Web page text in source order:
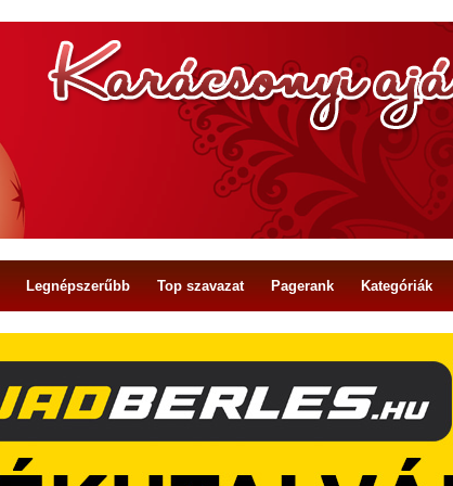
Legnépszerűbb Top szavazat Pagerank Kategóriák